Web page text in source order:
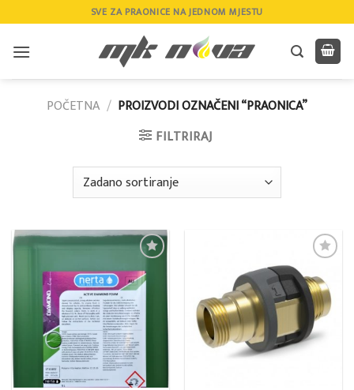
to
content
SVE ZA PRAONICE NA JEDNOM MJESTU
POČETNA / PROIZVODI OZNAČENI “PRAONICA”
FILTRIRAJ
Add to
wishlist wishlist